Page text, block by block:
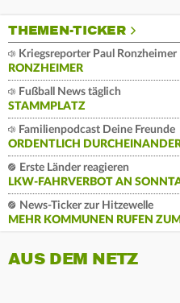
THEMEN-TICKER
Kriegsreporter Paul Ronzheimer
RONZHEIMER
Fußball News täglich
STAMMPLATZ
Familienpodcast Deine Freunde
ORDENTLICH
Erste Länder reagieren
LKW-FAHRVERBOT AN
News-Ticker zur Hitzewelle
MEHR KOMMUNEN RUFEN
AUS DEM NETZ